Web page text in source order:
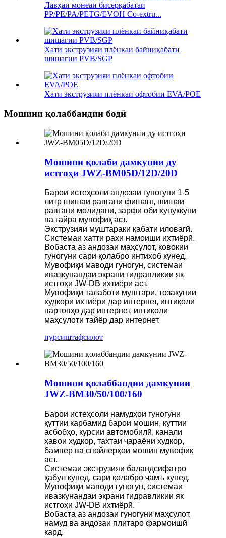
Лавҳаи монеаи бисёрқабатаи
PP/PE/PA/PETG/EVOH Co-extru...
Хати экструзияи плёнкаи байниқабати
шишагии PVB/SGP
Хати экструзияи плёнкаи офтобии EVA/POE
Мошини қолаббандии бодӣ
Мошини қолаби дамкунии ду
истгоҳи JWZ-BM05D/12D/20D
Барои истеҳсоли андозаи гуногуни 1-5
литр шишаи равғани фишанг, шишаи
равғани молиданӣ, зарфи оби хунуккунӣ
ва ғайра мувофиқ аст.
Экструзияи муштараки қабати иловагӣ.
Системаи хатти рахи намоиши ихтиёрӣ.
Вобаста аз андозаи маҳсулот, ковокии
гуногуни сари қолабро интихоб кунед.
Мувофиқи маводи гуногун, системаи
ивазкунандаи экрани гидравликии як
истгоҳи JW-DB ихтиёрӣ аст.
Мувофиқи талаботи муштарӣ, тозакунии
худкори ихтиёрӣ дар интернет, интиқоли
партовҳо дар интернет, интиқоли
маҳсулоти тайёр дар интернет.
пурсиштафсилот
Мошини қолаббандии дамкунии
JWZ-BM30/50/100/160
Барои истеҳсоли намудҳои гуногуни
қуттии карбамид барои мошин, қуттии
асбобҳо, курсии автомобилӣ, канали
ҳавои худкор, тахтаи ҷараёни худкор,
бампер ва спойлерҳои мошин мувофиқ
аст.
Системаи экструзияи баландсифатро
қабул кунед, сари қолабро ҷамъ кунед.
Мувофиқи маводи гуногун, системаи
ивазкунандаи экрани гидравликии як
истгоҳи JW-DB ихтиёрӣ.
Вобаста аз андозаи гуногуни маҳсулот,
намуд ва андозаи плитаро фармоишӣ
кард.